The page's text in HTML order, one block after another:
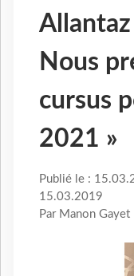
Allantaz
Nous
cursus
2021 »
Publié le :
15.03.2019
Par Manon Gayet